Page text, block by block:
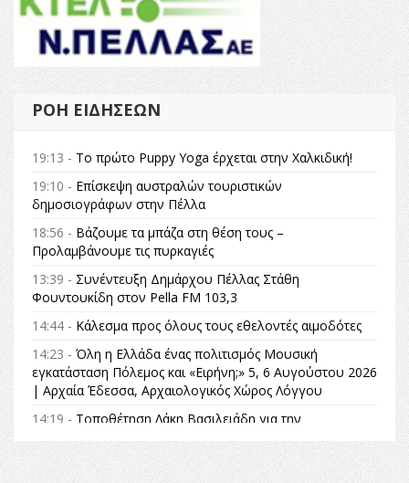
ΡΟΉ ΕΙΔΉΣΕΩΝ
19:13 - Το πρώτο Puppy Yoga έρχεται στην Χαλκιδική!
19:10 - Επίσκεψη αυστραλών τουριστικών
δημοσιογράφων στην Πέλλα
18:56 - Βάζουμε τα μπάζα στη θέση τους –
Προλαμβάνουμε τις πυρκαγιές
13:39 - Συνέντευξη Δημάρχου Πέλλας Στάθη
Φουντουκίδη στον Pella FM 103,3
14:44 - Κάλεσμα προς όλους τους εθελοντές αιμοδότες
14:23 - Όλη η Ελλάδα ένας πολιτισμός Μουσική
εγκατάσταση Πόλεμος και «Ειρήνη;» 5, 6 Αυγούστου 2026
| Αρχαία Έδεσσα, Αρχαιολογικός Χώρος Λόγγου
14:19 - Τοποθέτηση Λάκη Βασιλειάδη για την
Αναθεώρηση του Συντάγματος: «Σε τέτοιες κορυφαίες
θεσμικές διαδικασίες υπάρχει μόνο η ευθύνη απέναντι
στις επόμενες γενιές»